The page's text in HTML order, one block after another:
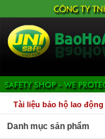
Tài liệu bảo hộ lao động
Danh mục sản phẩm